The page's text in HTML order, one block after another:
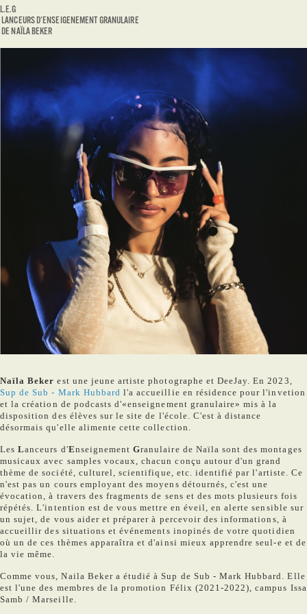
L.E.G
LANCEURS D'ENSEIGENEMENT GRANULAIRE
DE NAÏLA BEKER
Naïla Bekerest une jeune artiste photographe et DeeJay. En 2023,
Sup de Sub - Mark Hubbard l'a accueillie en résidence pour l'invetion
et la création de podcasts d'«enseignement granulaire» mis à la
disposition des élèves sur le site de l'école. C'est à distance
désormais qu'elle alimente cette collection.
LesLanceurs d'EnseignementGranulaire de Naïla sont des montages
musicaux avec samples vocaux, chacun conçu autour d'un grand
thème de société, culturel, scientifique, etc. identifié par l'artiste. Ce
n'est pas un cours employant des moyens détournés, c'est une
évocation, à travers des fragments de sens et des mots plusieurs fois
répétés. L'intention est de vous mettre en éveil, en alerte sensible sur
un sujet, de vous aider et préparer à percevoir des informations, à
accueillir des situations et événements inopinés de votre quotidien
où un de ces thèmes apparaîtra et d'ainsi mieux apprendre seul-e et de
la vie même.
Comme vous, Naila Beker a étudié à Sup de Sub - Mark Hubbard. Elle
est l'une des membres de la promotion Félix (2021-2022), campus Issa
Samb / Marseille.